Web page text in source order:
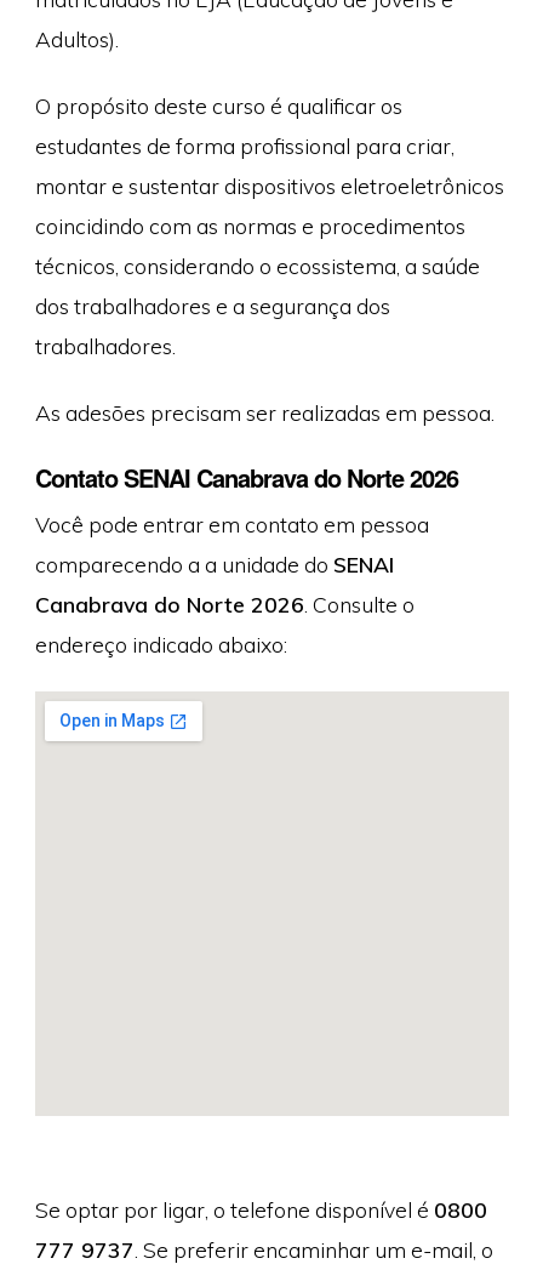
Adultos).
O propósito deste curso é qualificar os
estudantes de forma profissional para criar,
montar e sustentar dispositivos eletroeletrônicos
coincidindo com as normas e procedimentos
técnicos, considerando o ecossistema, a saúde
dos trabalhadores e a segurança dos
trabalhadores.
As adesões precisam ser realizadas em pessoa.
Contato SENAI Canabrava do Norte 2026
Você pode entrar em contato em pessoa
comparecendo a a unidade do SENAI
Canabrava do Norte 2026 . Consulte o
endereço indicado abaixo:
Se optar por ligar, o telefone disponível é 0800
777 9737 . Se preferir encaminhar um e-mail, o